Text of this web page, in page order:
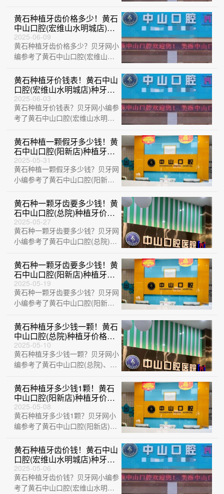
院店)、···
黄石种植牙齿价格多少！黄石
中山口腔(宏维山水明城店)种
植牙价格表抢先看，瑞典尼奥
斯neoss种植牙：8575元起/
颗！
2025-06-09
黄石种植牙齿价格多少？贝牙网小
编参考了黄石中山口腔(宏维山水
店)、黄石···
黄石种植牙价钱表！黄石中山
口腔(宏维山水明城店)种牙超
划算，美国3i种植体：10000
元起/颗！
2025-06-03
黄石种植牙价钱表？贝牙网小编参
考了黄石中山口腔(宏维山水明城
店)、黄石中···
黄石种植一颗假牙多少钱！黄
石中山口腔(阳新店)种植牙价
格表，德国icx种植牙：6391
元起/颗！
2025-05-31
黄石种植一颗假牙多少钱？贝牙网
小编参考了黄石中山口腔(阳新
黄石中山口···
黄石种一颗牙齿要多少钱！黄
石中山口腔(总院)种植牙价目
表已更新，瑞典尼奥斯neoss
种植牙：8270元起/颗！
2025-05-27
黄石种一颗牙齿要多少钱？贝牙网
小编参考了黄石中山口腔(总院)、
黄石华···
黄石种一颗牙齿要多少钱！黄
石中山口腔(阳新店)种植牙价
格表参考，国产康德泰种植牙
价格：3083元起/颗！
2025-05-19
黄石种一颗牙齿要多少钱？贝牙网
小编参考了黄石中山口腔(阳新
腔(总院)、···
黄石种植牙多少钱一颗！黄石
中山口腔(总院)种植牙价格表
更新，瑞典诺贝尔CC种植
牙：8180元起/颗！
2025-05-10
黄石种植牙多少钱一颗？贝牙网小
编参考了黄石中山口腔(总院)、大
口腔(···
黄石种植牙多少钱1颗！黄石
中山口腔(阳新店)种植牙价格
表更新，德国icx种植牙：
6774元起/颗！
2025-05-08
黄石种植牙多少钱1颗？贝牙网小
编参考了黄石中山口腔(阳新店)、
玉口腔···
黄石种植牙齿价钱！黄石中山
口腔(宏维山水明城店)种牙价
格表（今日更新/实时），国
产康德泰种植牙价格：3762
元起/颗！
2025-05-06
黄石种植牙齿价钱？贝牙网小编参
考了黄石中山口腔(宏维山水明城